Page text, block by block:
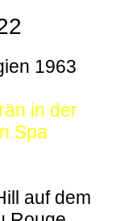
1963
in der
Spa
auf dem